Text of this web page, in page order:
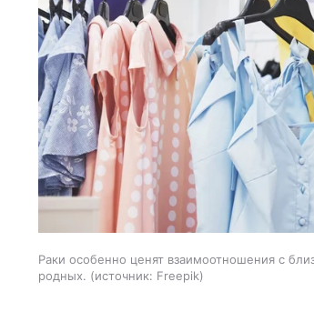
Раки особенно ценят взаимоотношения с
родных.
источник: Freepik